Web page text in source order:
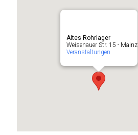
Altes Rohrlager
Weisenauer Str. 15 - Mainz
Veranstaltungen